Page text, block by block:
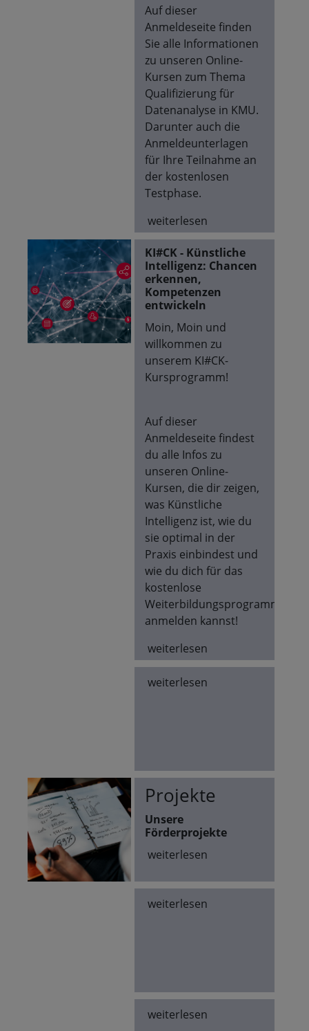
Auf dieser
Anmeldeseite finden
Sie alle Informationen
zu unseren Online-
Kursen zum Thema
Qualifizierung für
Datenanalyse in KMU.
Darunter auch die
Anmeldeunterlagen
für Ihre Teilnahme an
der kostenlosen
Testphase.
weiterlesen
KI#CK - Künstliche
Intelligenz: Chancen
erkennen,
Kompetenzen
entwickeln
Moin, Moin und
willkommen zu
unserem KI#CK-
Kursprogramm!
Auf dieser
Anmeldeseite findest
du alle Infos zu
unseren Online-
Kursen, die dir zeigen,
was Künstliche
Intelligenz ist, wie du
sie optimal in der
Praxis einbindest und
wie du dich für das
kostenlose
Weiterbildungsprogramm
anmelden kannst!
weiterlesen
weiterlesen
Projekte
Unsere
Förderprojekte
weiterlesen
weiterlesen
weiterlesen